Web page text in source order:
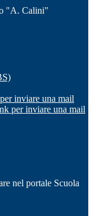
"A. Calini"
inviare una mail
per inviare una mail
nel portale Scuola